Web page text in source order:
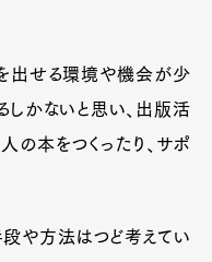
出せる環境や機会が少
しかないと思い、出版活
の本をつくったり、サポ
段や方法はつど考えてい